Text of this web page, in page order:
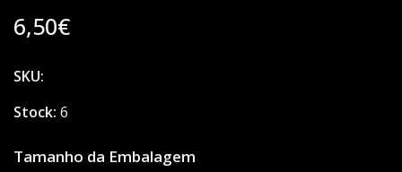
6,50€
SKU:
Stock: 6
Tamanho da Embalagem